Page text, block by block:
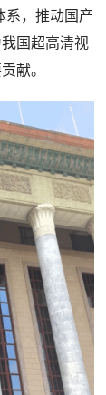
，推动国产
国超高清视
献。